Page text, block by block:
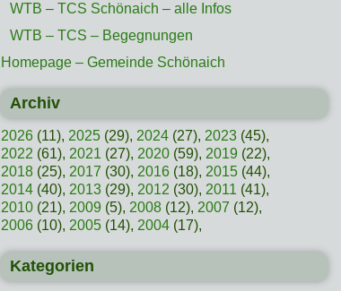
WTB – TCS Schönaich – alle Infos
WTB – TCS – Begegnungen
Homepage – Gemeinde Schönaich
Archiv
2026(11), 2025(29), 2024(27), 2023(45),
2022 (61), 2021 (27), 2020(59), 2019(22),
2018(25), 2017 (30), 2016(18), 2015(44),
2014(40), 2013(29), 2012 (30), 2011 (41),
2010(21), 2009(5), 2008(12), 2007 (12),
2006(10), 2005(14), 2004(17),
Kategorien